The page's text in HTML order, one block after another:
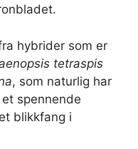
hybrider som er
tetraspis
, som naturlig har
spennende
blikkfang i